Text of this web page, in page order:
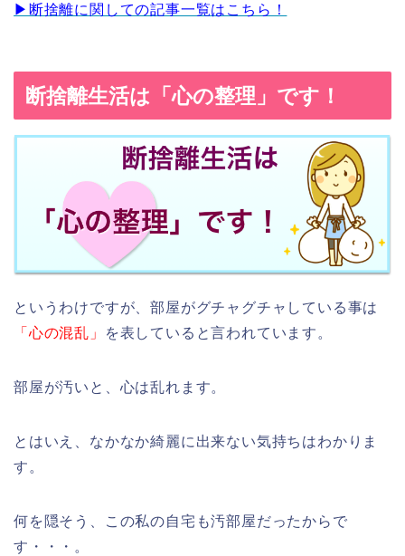
▶︎断捨離に関しての記事一覧はこちら！
断捨離生活は「心の整理」です！
というわけですが、部屋がグチャグチャしている事は
「心の混乱」
を表していると言われています。
部屋が汚いと、心は乱れます。
とはいえ、なかなか綺麗に出来ない気持ちはわかりま
す。
何を隠そう、この私の自宅も汚部屋だったからで
す・・・。